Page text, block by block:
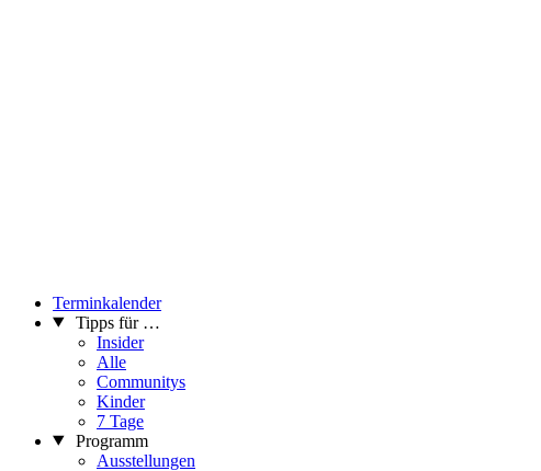
Terminkalender
Tipps für …
Insider
Alle
Communitys
Kinder
7 Tage
Programm
Ausstellungen